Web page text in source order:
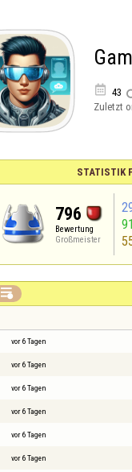
 43
Zuletzt
STATISTIK
796
Bewertung
Großmeister

vor 6 Tagen
vor 6 Tagen
vor 6 Tagen
vor 6 Tagen
vor 6 Tagen
vor 6 Tagen